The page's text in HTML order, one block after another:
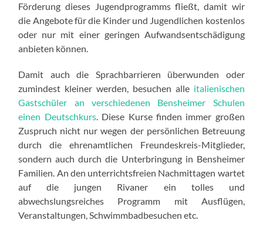
Förderung dieses Jugendprogramms fließt, damit wir
die Angebote für die Kinder und Jugendlichen kostenlos
oder nur mit einer geringen Aufwandsentschädigung
anbieten können.
Damit auch die Sprachbarrieren überwunden oder
zumindest kleiner werden, besuchen alle italienischen
Gastschüler an verschiedenen Bensheimer Schulen
einen Deutschkurs. Diese Kurse finden immer großen
Zuspruch nicht nur wegen der persönlichen Betreuung
durch die ehrenamtlichen Freundeskreis-Mitglieder,
sondern auch durch die Unterbringung in Bensheimer
Familien. An den unterrichtsfreien Nachmittagen wartet
auf die jungen Rivaner ein tolles und
abwechslungsreiches Programm mit Ausflügen,
Veranstaltungen, Schwimmbadbesuchen etc.